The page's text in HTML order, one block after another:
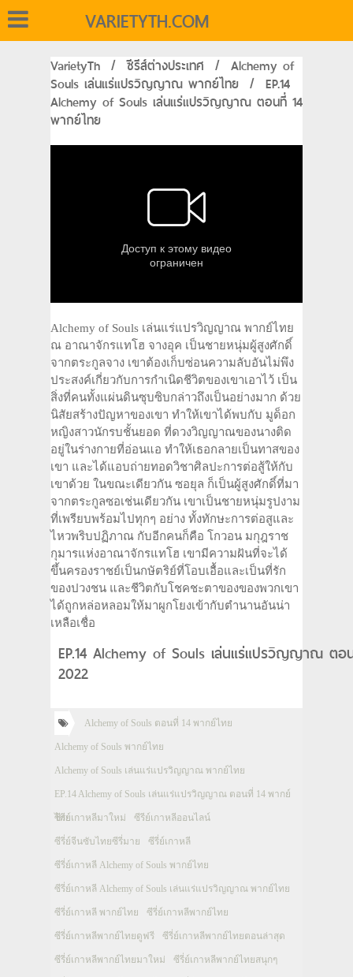
VARIETYTH.COM
VarietyTh / ซีรีส์ต่างประเทศ / Alchemy of
Souls เล่นแร่แปรวิญญาณ พากย์ไทย / EP.14
Alchemy of Souls เล่นแร่แปรวิญญาณ ตอนที่ 14
พากย์ไทย
Alchemy of Souls เล่นแร่แปรวิญญาณ พากย์ไทย
ณ อาณาจักรแทโฮ จางอุค เป็นชายหนุ่มผู้สูงศักดิ์
จากตระกูลจาง เขาต้องเก็บซ่อนความลับอันไม่พึง
ประสงค์เกี่ยวกับการกำเนิดชีวิตของเขาเอาไว้ เป็น
สิ่งที่คนทั้งแผ่นดินซุบซิบกล่าวถึงเป็นอย่างมาก ด้วย
นิสัยสร้างปัญหาของเขา ทำให้เขาได้พบกับ มูด็อก
หญิงสาวนักรบชั้นยอด ที่ดวงวิญญาณของนางติด
อยู่ในร่างกายที่อ่อนแอ ทำให้เธอกลายเป็นทาสของ
เขา และได้แอบถ่ายทอดวิชาศิลปะการต่อสู้ให้กับ
เขาด้วย ในขณะเดียวกัน ซอยุล ก็เป็นผู้สูงศักดิ์ที่มา
จากตระกูลซอเช่นเดียวกัน เขาเป็นชายหนุ่มรูปงาม
ที่เพรียบพร้อมไปทุกๆ อย่าง ทั้งทักษะการต่อสูและ
ไหวพริบปฏิภาณ กับอีกคนก็คือ โกวอน มกุฎราช
กุมารแห่งอาณาจักรแทโฮ เขามีความฝันที่จะได้
ขึ้นครองราชย์เป็นกษัตริย์ที่โอบเอื้อและเป็นที่รัก
ของปวงชน และชีวิตกับโชคชะตาของของพวกเขา
ได้ถูกหล่อหลอมให้มาผูกโยงเข้ากับตำนานอันน่า
เหลือเชื่อ
EP.14 Alchemy of Souls เล่นแร่แปรวิญญาณ ต
2022
Alchemy of Souls ตอนที่ 14 พากย์ไทย
Alchemy of Souls พากย์ไทย
Alchemy of Souls เล่นแร่แปรวิญญาณ พากย์ไทย
EP.14 Alchemy of Souls เล่นแร่แปรวิญญาณ ตอนที่ 14 พากย์
ไทย
ซีรีย์เกาหลีมาใหม่ ซีรีย์เกาหลีออนไลน์
ซีรี่ย์จีนซับไทยซีรี่มาย ซีรี่ย์เกาหลี
ซีรี่ย์เกาหลี Alchemy of Souls พากย์ไทย
ซีรี่ย์เกาหลี Alchemy of Souls เล่นแร่แปรวิญญาณ พากย์ไทย
ซีรี่ย์เกาหลี พากย์ไทย ซีรี่ย์เกาหลีพากย์ไทย
ซีรี่ย์เกาหลีพากย์ไทยดูฟรี ซีรี่ย์เกาหลีพากย์ไทยตอนล่าสุด
ซีรี่ย์เกาหลีพากย์ไทยมาใหม่ ซีรี่ย์เกาหลีพากย์ไทยสนุกๆ